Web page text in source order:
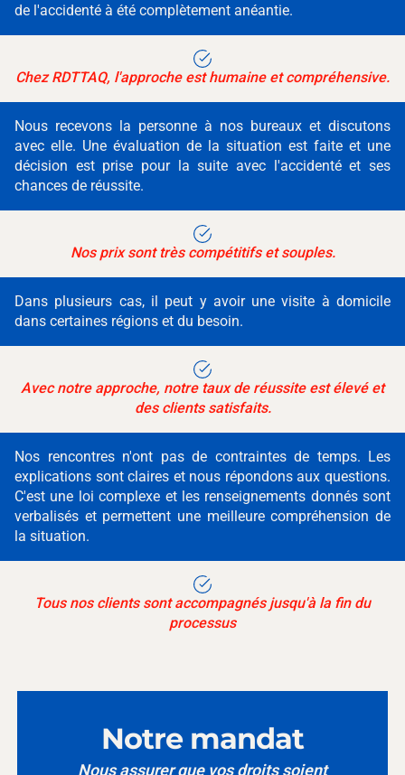
de l'accidenté à été complètement anéantie.
Chez RDTTAQ, l'approche est humaine et compréhensive.
Nous recevons la personne à nos bureaux et discutons
avec elle. Une évaluation de la situation est faite et une
décision est prise pour la suite avec l'accidenté et ses
chances de réussite.
Nos prix sont très compétitifs et souples.
Dans plusieurs cas, il peut y avoir une visite à domicile
dans certaines régions et du besoin.
Avec notre approche, notre taux de réussite est élevé et
des clients satisfaits.
Nos rencontres n'ont pas de contraintes de temps. Les
explications sont claires et nous répondons aux questions.
C'est une loi complexe et les renseignements donnés sont
verbalisés et permettent une meilleure compréhension de
la situation.
Tous nos clients sont accompagnés jusqu'à la fin du
processus
Notre mandat
Nous assurer que vos droits soient